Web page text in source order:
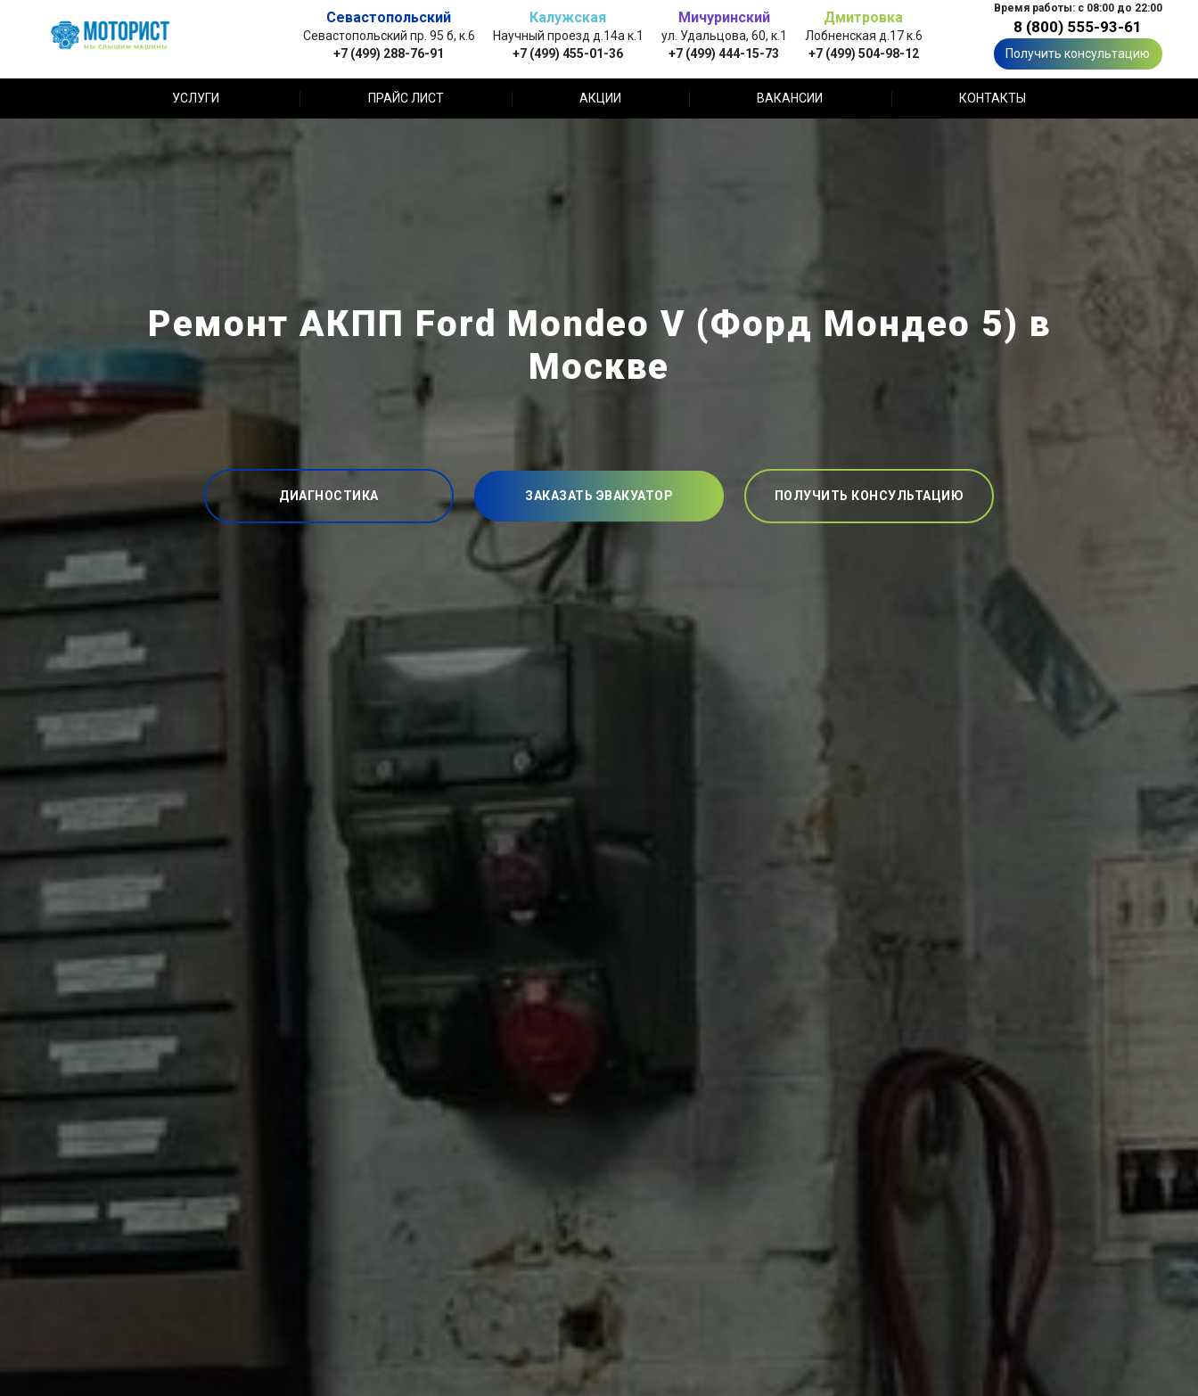
Севастопольский
Севастопольский пр. 95 б, к.6
+7 (499) 288-76-91
Калужская
Научный проезд д.14а к.1
+7 (499) 455-01-36
Мичуринский
ул. Удальцова, 60, к.1
+7 (499) 444-15-73
Дмитровка
Лобненская д.17 к.6
+7 (499) 504-98-12
Время работы: с 08:00 до 22:00
8 (800) 555-93-61
Получить консультацию
УСЛУГИ ПРАЙС ЛИСТ АКЦИИ ВАКАНСИИ КОНТАКТЫ
Ремонт АКПП Ford Mondeo V (Форд Мондео 5) в
Москве
ДИАГНОСТИКА ЗАКАЗАТЬ ЭВАКУАТОР ПОЛУЧИТЬ КОНСУЛЬТАЦИЮ